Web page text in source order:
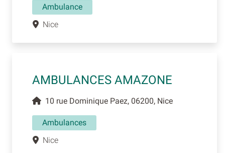
Ambulance
Nice
AMBULANCES AMAZONE
10 rue Dominique Paez, 06200, Nice
Ambulances
Nice